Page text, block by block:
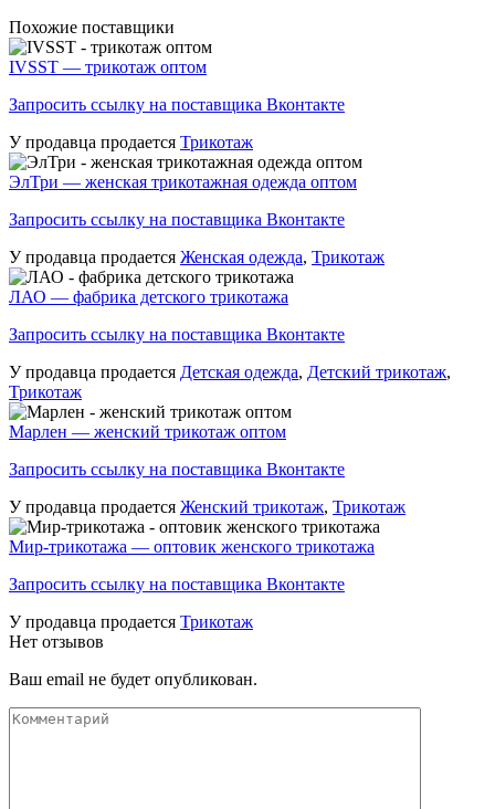
Похожие поставщики
IVSST — трикотаж оптом
Запросить ссылку на поставщика Вконтакте
У продавца продается Трикотаж
ЭлТри — женская трикотажная одежда оптом
Запросить ссылку на поставщика Вконтакте
У продавца продается Женская одежда, Трикотаж
ЛАО — фабрика детского трикотажа
Запросить ссылку на поставщика Вконтакте
У продавца продается Детская одежда, Детский трикотаж,
Трикотаж
Марлен — женский трикотаж оптом
Запросить ссылку на поставщика Вконтакте
У продавца продается Женский трикотаж, Трикотаж
Мир-трикотажа — оптовик женского трикотажа
Запросить ссылку на поставщика Вконтакте
У продавца продается Трикотаж
Нет отзывов
Ваш email не будет опубликован.